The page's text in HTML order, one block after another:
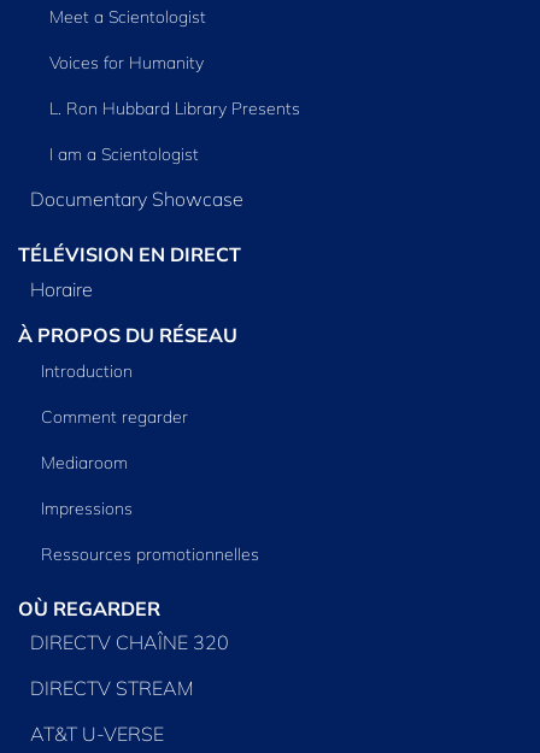
Meet a Scientologist
Voices for Humanity
L. Ron Hubbard Library Presents
I am a Scientologist
Documentary Showcase
TÉLÉVISION EN DIRECT
Horaire
À PROPOS DU RÉSEAU
Introduction
Comment regarder
Mediaroom
Impressions
Ressources promotionnelles
OÙ REGARDER
DIRECTV CHAÎNE 320
DIRECTV STREAM
AT&T U-VERSE